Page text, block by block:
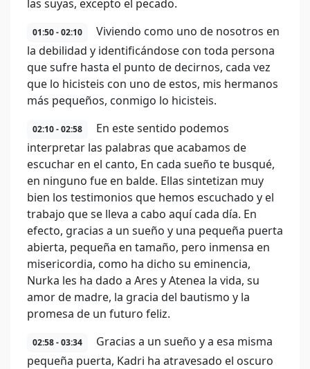
las suyas, excepto el pecado.
01:50 - 02:10
Viviendo como uno de nosotros en
la debilidad y identificándose con toda persona
que sufre hasta el punto de decirnos, cada vez
que lo hicisteis con uno de estos, mis hermanos
más pequeños, conmigo lo hicisteis.
02:10 - 02:58
En este sentido podemos
interpretar las palabras que acabamos de
escuchar en el canto, En cada sueño te busqué,
en ninguno fue en balde. Ellas sintetizan muy
bien los testimonios que hemos escuchado y el
trabajo que se lleva a cabo aquí cada día. En
efecto, gracias a un sueño y una pequeña puerta
abierta, pequeña en tamaño, pero inmensa en
misericordia, como ha dicho su eminencia,
Nurka les ha dado a Ares y Atenea la vida, su
amor de madre, la gracia del bautismo y la
promesa de un futuro feliz.
02:58 - 03:34
Gracias a un sueño y a esa misma
pequeña puerta, Kadri ha atravesado el oscuro